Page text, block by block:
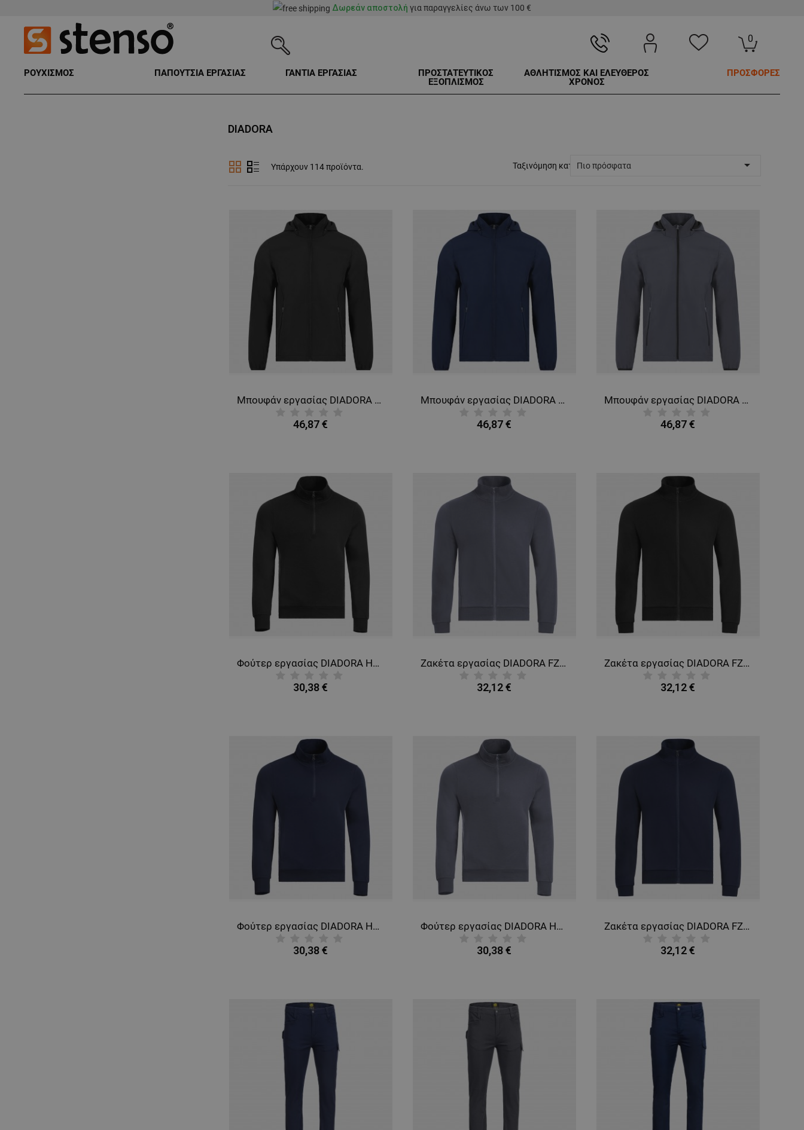
Δωρεάν αποστολή για παραγγελίες άνω των 100 €
0
ΡΟΥΧΙΣΜΟΣ ΠΑΠΟΥΤΣΙΑ ΕΡΓΑΣΙΑΣ ΓΑΝΤΙΑ ΕΡΓΑΣΙΑΣ
ΠΡΟΣΤΑΤΕΥΤΙΚΟΣ
ΕΞΟΠΛΙΣΜΟΣ
ΑΘΛΗΤΙΣΜΟΣ ΚΑΙ ΕΛΕΥΘΕΡΟΣ
ΧΡΟΝΟΣ
ΠΡΟΣΦΟΡΕΣ
DIADORA
Υπάρχουν 114 προϊόντα. Ταξινόμηση κατά:Πιο πρόσφατα 
Μπουφάν εργασίας DIADORA SOFTSHELL SMART 2.0 BLACK
46,87 €
Μπουφάν εργασίας DIADORA SOFTSHELL SMART 2.0 NAVY
46,87 €
Μπουφάν εργασίας DIADORA SOFTSHELL SMART 2.0 STEEL GREY
46,87 €
Φούτερ εργασίας DIADORA HZ SMART 2.0 BLACK
30,38 €
Ζακέτα εργασίας DIADORA FZ SMART 2.0 STEEL GREY
32,12 €
Ζακέτα εργασίας DIADORA FZ SMART 2.0 BLACK
32,12 €
Φούτερ εργασίας DIADORA HZ SMART 2.0 NAVY
30,38 €
Φούτερ εργασίας DIADORA HZ SMART 2.0 STEEL GREY
30,38 €
Ζακέτα εργασίας DIADORA FZ SMART 2.0 NAVY
32,12 €